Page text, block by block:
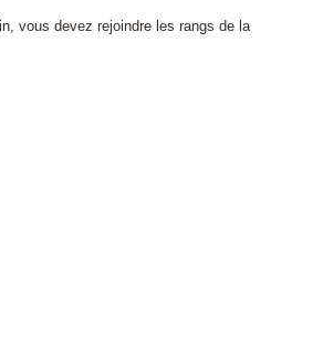
vous devez rejoindre les rangs de la